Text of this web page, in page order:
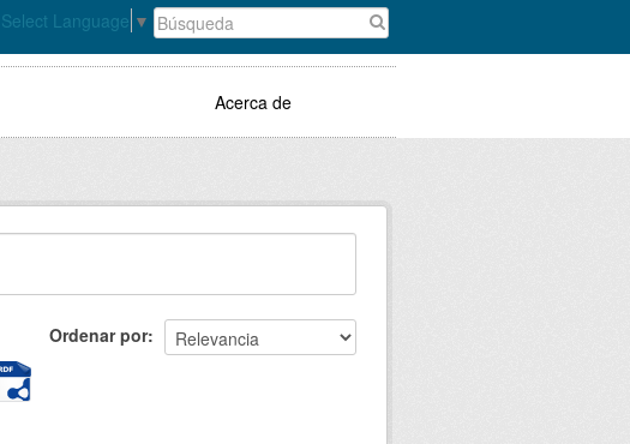
Select Language ▼
Acerca de
Ordenar por